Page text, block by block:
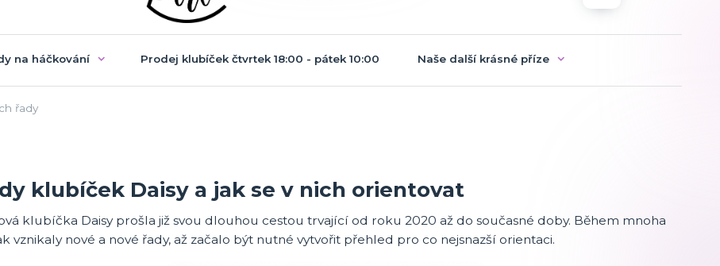
na háčkování Prodej klubíček čtvrtek 18:00 - pátek 10:00 Naše další krásné příze
řady
klubíček Daisy a jak se v nich orientovat
klubíčka Daisy prošla již svou dlouhou cestou trvající od roku 2020 až do současné doby. Během mnoha
vznikaly nové a nové řady, až začalo být nutné vytvořit přehled pro co nejsnazší orientaci.